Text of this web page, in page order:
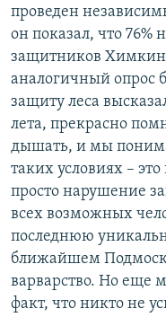
проведен
он показал, что
защитников
аналогичный опрос
защиту леса
лета, прекрасно
дышать, и мы
таких условиях –
просто нарушение
всех возможных
последнюю
ближайшем
варварство. Но еще
факт, что никто не